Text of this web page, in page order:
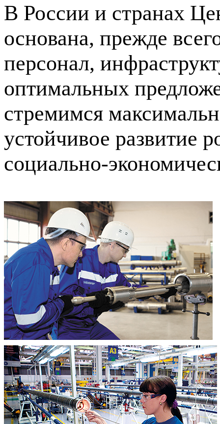
В России и странах
основана, прежде
персонал,
оптимальных
стремимся
устойчивое развитие
социально-